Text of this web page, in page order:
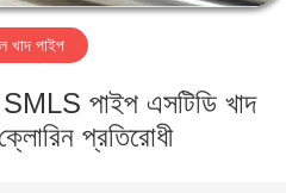
খাদ পাইপ
SMLS পাইপ এসটিডি খাদ
প্রতিরোধী